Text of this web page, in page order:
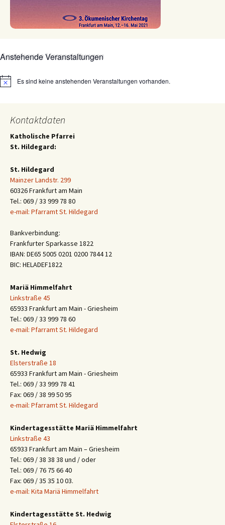
Anstehende Veranstaltungen
HinweisEs sind keine anstehenden Veranstaltungen vorhanden.
Kontaktdaten
Katholische Pfarrei
St. Hildegard:
St. Hildegard
Mainzer Landstr. 299
60326 Frankfurt am Main
Tel.: 069 / 33 999 78 80
e-mail: Pfarramt St. Hildegard
Bankverbindung:
Frankfurter Sparkasse 1822
IBAN: DE65 5005 0201 0200 7844 12
BIC: HELADEF1822
Mariä Himmelfahrt
Linkstraße 45
65933 Frankfurt am Main - Griesheim
Tel.: 069 / 33 999 78 60
e-mail: Pfarramt St. Hildegard
St. Hedwig
Elsterstraße 18
65933 Frankfurt am Main - Griesheim
Tel.: 069 / 33 999 78 41
Fax: 069 / 38 99 50 95
e-mail: Pfarramt St. Hildegard
Kindertagesstätte Mariä Himmelfahrt
Linkstraße 43
65933 Frankfurt am Main – Griesheim
Tel.: 069 / 38 38 38 und / oder
Tel.: 069 / 76 75 66 40
Fax: 069 / 35 35 10 03.
e-mail: Kita Mariä Himmelfahrt
Kindertagesstätte St. Hedwig